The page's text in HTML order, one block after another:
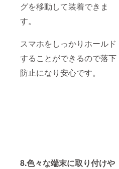
グを移動して装着できま
す。
スマホをしっかりホールド
することができるので落下
防止になり安心です。
8.色々な端末に取り付けや